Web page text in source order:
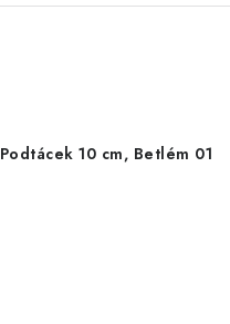
Podtácek 10 cm, Betlém 01